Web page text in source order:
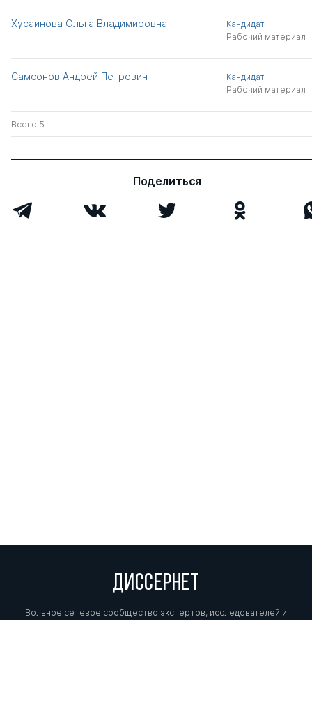
Хусаинова Ольга Владимировна
Кандидат
Рабочий материал
Самсонов Андрей Петрович
Кандидат
Рабочий материал
Всего 5
Поделиться
ДИССЕРНЕТ
Вольное сетевое сообщество экспертов, исследователей и
репортеров, посвящающих свой труд разоблачениям мошенников,